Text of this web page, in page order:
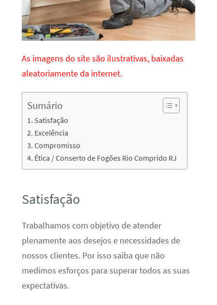
As imagens do site são ilustrativas, baixadas
aleatoriamente da internet.
Sumário
Satisfação
Excelência
Compromisso
Ética / Conserto de Fogões Rio Comprido RJ
Satisfação
Trabalhamos com objetivo de atender
plenamente aos desejos e necessidades de
nossos clientes. Por isso saiba que não
medimos esforços para superar todos as suas
expectativas.